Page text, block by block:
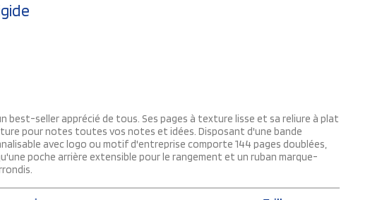
best-seller apprécié de tous. Ses pages à texture lisse et sa reliure à plat
pour notes toutes vos notes et idées. Disposant d'une bande
avec logo ou motif d'entreprise comporte 144 pages doublées,
poche arrière extensible pour le rangement et un ruban marque-